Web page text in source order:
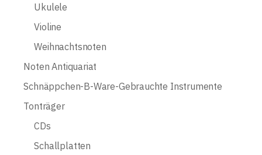
Ukulele
Violine
Weihnachtsnoten
Noten Antiquariat
Schnäppchen-B-Ware-Gebrauchte Instrumente
Tonträger
CDs
Schallplatten